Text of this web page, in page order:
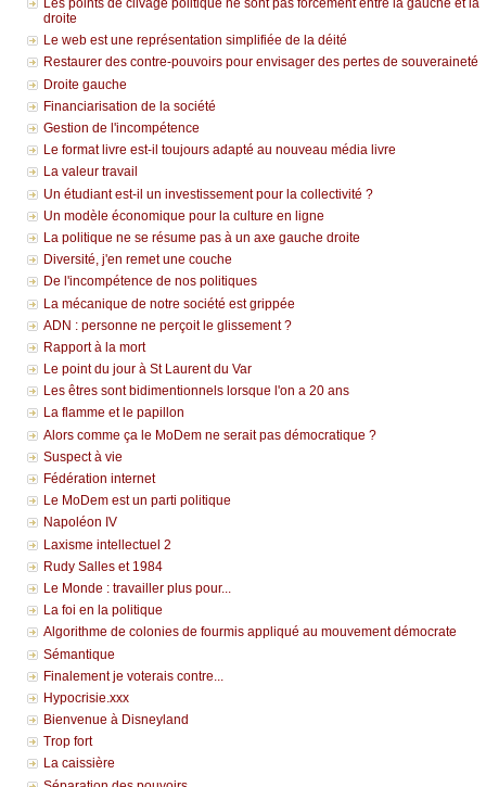
Les points de clivage politique ne sont pas forcément entre la gauche et la
droite
Le web est une représentation simplifiée de la déité
Restaurer des contre-pouvoirs pour envisager des pertes de souveraineté
Droite gauche
Financiarisation de la société
Gestion de l'incompétence
Le format livre est-il toujours adapté au nouveau média livre
La valeur travail
Un étudiant est-il un investissement pour la collectivité ?
Un modèle économique pour la culture en ligne
La politique ne se résume pas à un axe gauche droite
Diversité, j'en remet une couche
De l'incompétence de nos politiques
La mécanique de notre société est grippée
ADN : personne ne perçoit le glissement ?
Rapport à la mort
Le point du jour à St Laurent du Var
Les êtres sont bidimentionnels lorsque l'on a 20 ans
La flamme et le papillon
Alors comme ça le MoDem ne serait pas démocratique ?
Suspect à vie
Fédération internet
Le MoDem est un parti politique
Napoléon IV
Laxisme intellectuel 2
Rudy Salles et 1984
Le Monde : travailler plus pour...
La foi en la politique
Algorithme de colonies de fourmis appliqué au mouvement démocrate
Sémantique
Finalement je voterais contre...
Hypocrisie.xxx
Bienvenue à Disneyland
Trop fort
La caissière